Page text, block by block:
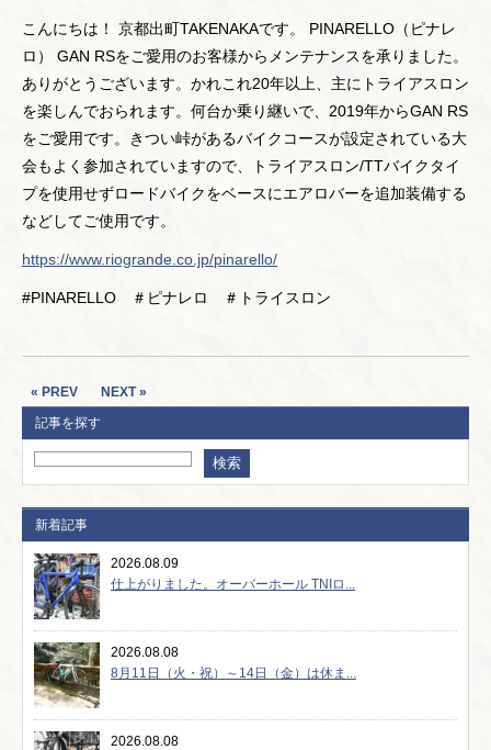
こんにちは！ 京都出町TAKENAKAです。 PINARELLO（ピナレ
ロ） GAN RSをご愛用のお客様からメンテナンスを承りました。
ありがとうございます。かれこれ20年以上、主にトライアスロン
を楽しんでおられます。何台か乗り継いで、2019年からGAN RS
をご愛用です。きつい峠があるバイクコースが設定されている大
会もよく参加されていますので、トライアスロン/TTバイクタイ
プを使用せずロードバイクをベースにエアロバーを追加装備する
などしてご使用です。
https://www.riogrande.co.jp/pinarello/
#PINARELLO ＃ピナレロ ＃トライスロン
« PREV
NEXT »
記事を探す
新着記事
2026.08.09
仕上がりました。オーバーホール TNIロ...
2026.08.08
8月11日（火・祝）～14日（金）は休ま...
2026.08.08